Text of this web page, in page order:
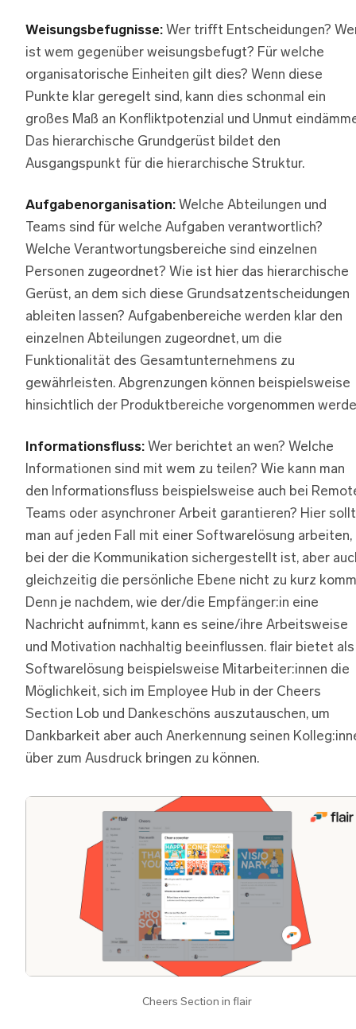
Weisungsbefugnisse: Wer trifft Entscheidungen?
ist wem gegenüber weisungsbefugt? Für welche
organisatorische Einheiten gilt dies? Wenn diese
Punkte klar geregelt sind, kann dies schonmal ein
großes Maß an Konfliktpotenzial und Unmut
Das hierarchische Grundgerüst bildet den
Ausgangspunkt für die hierarchische Struktur.
Aufgabenorganisation: Welche Abteilungen und
Teams sind für welche Aufgaben verantwortlich?
Welche Verantwortungsbereiche sind einzelnen
Personen zugeordnet? Wie ist hier das hierarchische
Gerüst, an dem sich diese Grundsatzentscheidungen
ableiten lassen? Aufgabenbereiche werden klar den
einzelnen Abteilungen zugeordnet, um die
Funktionalität des Gesamtunternehmens zu
gewährleisten. Abgrenzungen können beispielsweise
hinsichtlich der Produktbereiche vorgenommen
Informationsfluss: Wer berichtet an wen? Welche
Informationen sind mit wem zu teilen? Wie kann man
den Informationsfluss beispielsweise auch bei
Teams oder asynchroner Arbeit garantieren? Hier
man auf jeden Fall mit einer Softwarelösung arbeiten,
bei der die Kommunikation sichergestellt ist, aber
gleichzeitig die persönliche Ebene nicht zu kurz
Denn je nachdem, wie der/die Empfänger:in eine
Nachricht aufnimmt, kann es seine/ihre Arbeitsweise
und Motivation nachhaltig beeinflussen. flair bietet als
Softwarelösung beispielsweise Mitarbeiter:innen die
Möglichkeit, sich im Employee Hub in der Cheers
Section Lob und Dankeschöns auszutauschen, um
Dankbarkeit aber auch Anerkennung seinen
über zum Ausdruck bringen zu können.
Cheers Section in flair